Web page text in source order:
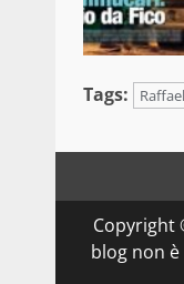
Tags:
Copyright
blog non